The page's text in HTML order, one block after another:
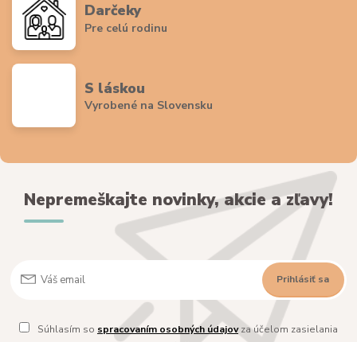
Darčeky
Pre celú rodinu
S láskou
Vyrobené na Slovensku
Nepremeškajte novinky, akcie a zľavy!
Prihlásiť sa
Súhlasím so spracovaním osobných údajovza účelom zasielania